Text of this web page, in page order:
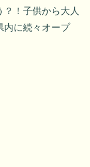
！子供から大人
内に続々オープ